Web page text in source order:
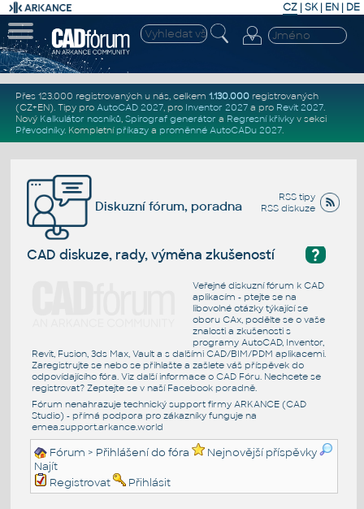
CZ | SK| EN | DE
Přes 123.000 registrovaných u nás, celkem 1.130.000registrovaných
(CZ+EN). Tipy pro AutoCAD 2027, pro Inventor 2027a pro Revit 2027.
Nový Kalkulátor nosníků, Spirograf generátor a Regresní křivkyv sekci
Převodníky. Kompletní příkazya proměnné AutoCADu 2027.
RSS tipy
RSS diskuze
Diskuzní fórum, poradna
?
CAD diskuze, rady, výměna zkušeností
Veřejné diskuzní fórum k CAD
aplikacím - ptejte se na
libovolné otázky týkající se
oboru CAx, podělte se o vaše
znalosti a zkušenosti s
programy AutoCAD, Inventor,
Revit, Fusion, 3ds Max, Vault a s dalšími CAD/BIM/PDM aplikacemi.
Zaregistrujte se nebo se přihlašte a zašlete váš příspěvek do
odpovídajícího fóra. Viz další informace o CAD Fóru. Nechcete se
registrovat? Zeptejte se v naší Facebook poradně.
Fórum nenahrazuje technický support firmy ARKANCE (CAD
Studio) - přímá podpora pro zákazníky funguje na
emea.support.arkance.world
Fórum > Přihlášení do fóra
Nejnovější příspěvky
Najít
Registrovat
Přihlásit